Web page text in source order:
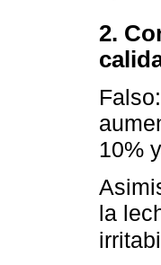
2.
10%
la